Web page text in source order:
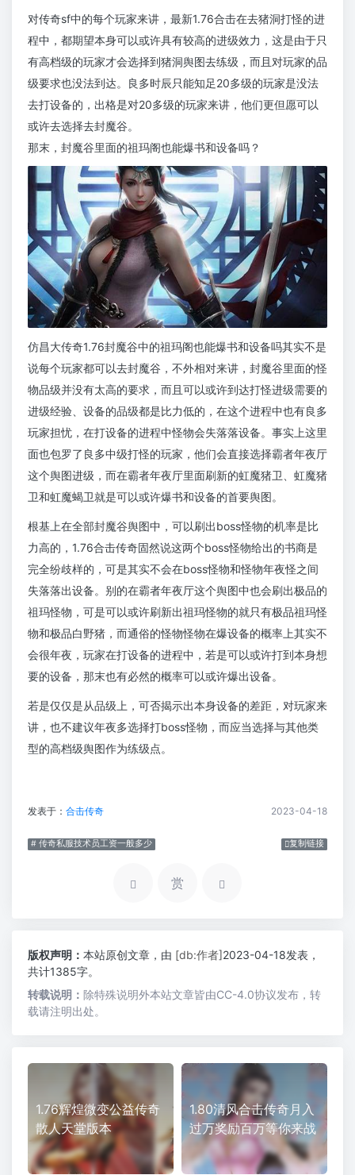
对传奇sf中的每个玩家来讲，最新1.76合击在去猪洞打怪的进
程中，都期望本身可以或许具有较高的进级效力，这是由于只
有高档级的玩家才会选择到猪洞舆图去练级，而且对玩家的品
级要求也没法到达。良多时辰只能知足20多级的玩家是没法
去打设备的，出格是对20多级的玩家来讲，他们更但愿可以
或许去选择去封魔谷。
那末，封魔谷里面的祖玛阁也能爆书和设备吗？
仿昌大传奇1.76封魔谷中的祖玛阁也能爆书和设备吗其实不是
说每个玩家都可以去封魔谷，不外相对来讲，封魔谷里面的怪
物品级并没有太高的要求，而且可以或许到达打怪进级需要的
进级经验、设备的品级都是比力低的，在这个进程中也有良多
玩家担忧，在打设备的进程中怪物会失落落设备。事实上这里
面也包罗了良多中级打怪的玩家，他们会直接选择霸者年夜厅
这个舆图进级，而在霸者年夜厅里面刷新的虹魔猪卫、虹魔猪
卫和虹魔蝎卫就是可以或许爆书和设备的首要舆图。
根基上在全部封魔谷舆图中，可以刷出boss怪物的机率是比
力高的，1.76合击传奇固然说这两个boss怪物给出的书商是
完全纷歧样的，可是其实不会在boss怪物和怪物年夜怪之间
失落落出设备。别的在霸者年夜厅这个舆图中也会刷出极品的
祖玛怪物，可是可以或许刷新出祖玛怪物的就只有极品祖玛怪
物和极品白野猪，而通俗的怪物怪物在爆设备的概率上其实不
会很年夜，玩家在打设备的进程中，若是可以或许打到本身想
要的设备，那末也有必然的概率可以或许爆出设备。
若是仅仅是从品级上，可否揭示出本身设备的差距，对玩家来
讲，也不建议年夜多选择打boss怪物，而应当选择与其他类
型的高档级舆图作为练级点。
发表于： 合击传奇 2023-04-18
# 传奇私服技术员工资一般多少 复制链接
赏
版权声明： 本站原创文章，由 [db:作者]2023-04-18发表，
共计1385字。
转载说明： 除特殊说明外本站文章皆由CC-4.0协议发布，转
载请注明出处。
1.76辉煌微变公益传奇
散人天堂版本
1.80清风合击传奇月入
过万奖励百万等你来战